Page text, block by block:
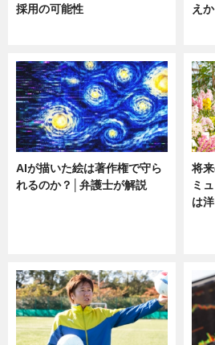
採用の可能性
え
AIが描いた絵は著作権で守ら
れるのか？│弁護士が解説
将
ミ
は